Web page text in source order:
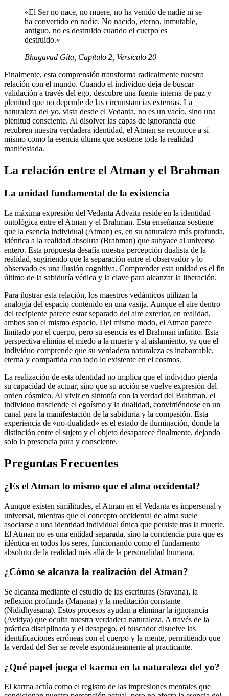
«El Ser no nace, no muere, no ha venido de nadie ni se
ha convertido en nadie. No nacido, eterno, inmutable,
antiguo, no es destruido cuando el cuerpo es
destruido.»
Bhagavad Gita, Capítulo 2, Versículo 20
Finalmente, esta comprensión transforma radicalmente nuestra
relación con el mundo. Cuando el individuo deja de buscar
validación a través del ego, descubre una fuente interna de paz y
plenitud que no depende de las circunstancias externas. La
naturaleza del yo, vista desde el Vedanta, no es un vacío, sino una
plenitud consciente. Al disolver las capas de ignorancia que
recubren nuestra verdadera identidad, el Atman se reconoce a sí
mismo como la esencia última que sostiene toda la realidad
manifestada.
La relación entre el Atman y el Brahman
La unidad fundamental de la existencia
La máxima expresión del Vedanta Advaita reside en la identidad
ontológica entre el Atman y el Brahman. Esta enseñanza sostiene
que la esencia individual (Atman) es, en su naturaleza más profunda,
idéntica a la realidad absoluta (Brahman) que subyace al universo
entero. Esta propuesta desafía nuestra percepción dualista de la
realidad, sugiriendo que la separación entre el observador y lo
observado es una ilusión cognitiva. Comprender esta unidad es el fin
último de la sabiduría védica y la clave para alcanzar la liberación.
Para ilustrar esta relación, los maestros vedánticos utilizan la
analogía del espacio contenido en una vasija. Aunque el aire dentro
del recipiente parece estar separado del aire exterior, en realidad,
ambos son el mismo espacio. Del mismo modo, el Atman parece
limitado por el cuerpo, pero su esencia es el Brahman infinito. Esta
perspectiva elimina el miedo a la muerte y al aislamiento, ya que el
individuo comprende que su verdadera naturaleza es inabarcable,
eterna y compartida con todo lo existente en el cosmos.
La realización de esta identidad no implica que el individuo pierda
su capacidad de actuar, sino que su acción se vuelve expresión del
orden cósmico. Al vivir en sintonía con la verdad del Brahman, el
individuo trasciende el egoísmo y la dualidad, convirtiéndose en un
canal para la manifestación de la sabiduría y la compasión. Esta
experiencia de «no-dualidad» es el estado de iluminación, donde la
distinción entre el sujeto y el objeto desaparece finalmente, dejando
solo la presencia pura y consciente.
Preguntas Frecuentes
¿Es el Atman lo mismo que el alma occidental?
Aunque existen similitudes, el Atman en el Vedanta es impersonal y
universal, mientras que el concepto occidental de alma suele
asociarse a una identidad individual única que persiste tras la muerte.
El Atman no es una entidad separada, sino la conciencia pura que es
idéntica en todos los seres, funcionando como el fundamento
absoluto de la realidad más allá de la personalidad humana.
¿Cómo se alcanza la realización del Atman?
Se alcanza mediante el estudio de las escrituras (Sravana), la
reflexión profunda (Manana) y la meditación constante
(Nididhyasana). Estos procesos ayudan a eliminar la ignorancia
(Avidya) que oculta nuestra verdadera naturaleza. A través de la
práctica disciplinada y el desapego, el buscador disuelve las
identificaciones erróneas con el cuerpo y la mente, permitiendo que
la verdad del Ser se revele espontáneamente al practicante.
¿Qué papel juega el karma en la naturaleza del yo?
El karma actúa como el registro de las impresiones mentales que